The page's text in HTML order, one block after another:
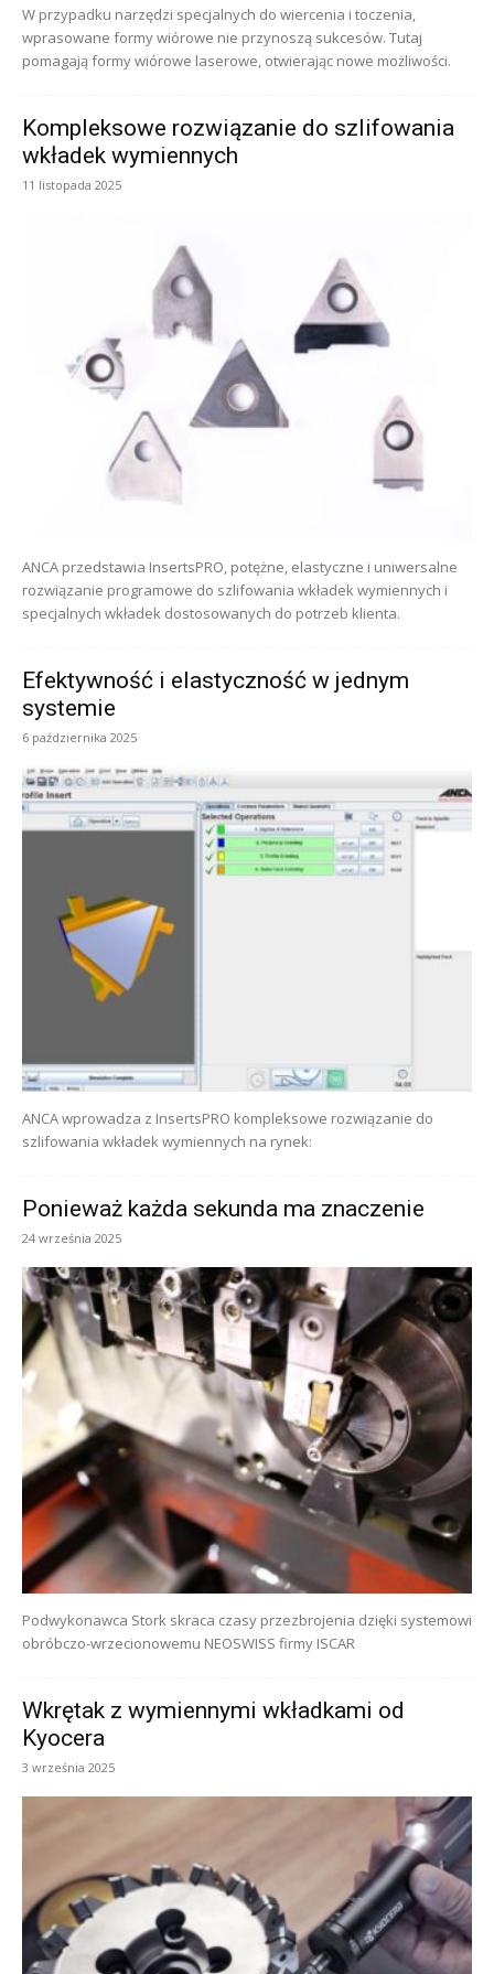
W przypadku narzędzi specjalnych do wiercenia i toczenia,
wprasowane formy wiórowe nie przynoszą sukcesów. Tutaj
pomagają formy wiórowe laserowe, otwierając nowe możliwości.
Kompleksowe rozwiązanie do szlifowania
wkładek wymiennych
11 listopada 2025
ANCA przedstawia InsertsPRO, potężne, elastyczne i uniwersalne
rozwiązanie programowe do szlifowania wkładek wymiennych i
specjalnych wkładek dostosowanych do potrzeb klienta.
Efektywność i elastyczność w jednym
systemie
6 października 2025
ANCA wprowadza z InsertsPRO kompleksowe rozwiązanie do
szlifowania wkładek wymiennych na rynek:
Ponieważ każda sekunda ma znaczenie
24 września 2025
Podwykonawca Stork skraca czasy przezbrojenia dzięki systemowi
obróbczo-wrzecionowemu NEOSWISS firmy ISCAR
Wkrętak z wymiennymi wkładkami od
Kyocera
3 września 2025